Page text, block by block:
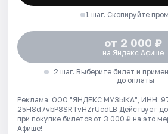
1 шаг. Скопируйте
от 2 000 ₽
на Яндекс Афише
2 шаг. Выберите билет и
до оплаты
Реклама. ООО "ЯНДЕКС МУЗЫКА", ИНН:
25H8d7vbP8SRTvHZrUcdLB Действует
при покупке билетов от 3 000 ₽ на это
Афише!